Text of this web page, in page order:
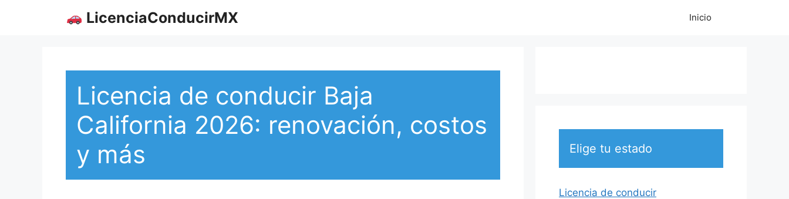
LicenciaConducirMX Inicio
Licencia de conducir Baja
California 2026: renovación, costos
y más
Elige tu estado
Licencia de conducir